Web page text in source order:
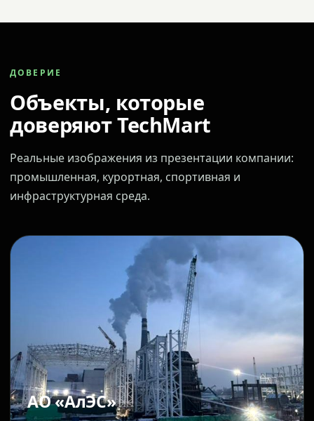
ДОВЕРИЕ
Объекты, которые
доверяют TechMart
Реальные изображения из презентации компании:
промышленная, курортная, спортивная и
инфраструктурная среда.
АО «АлЭС»